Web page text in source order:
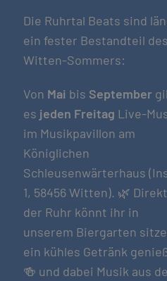
Die Ruhrtal Beats sind
ein fester Bestandteil des
Witten-Sommers:
Von Mai bis September
es jeden Freitag Live-
im Musikpavillon am
Königlichen
Schleusenwärterhaus
1, 58456 Witten). 🌿
der Ruhr könnt ihr in
unserem Biergarten
ein kühles Getränk
🍻 und dabei Musik aus